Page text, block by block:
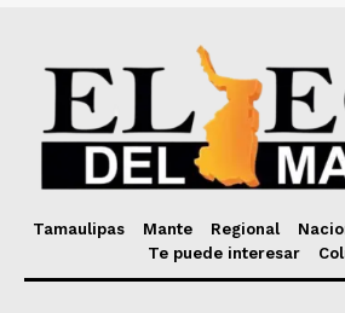
Tamaulipas Mante Regional
Te puede interesar